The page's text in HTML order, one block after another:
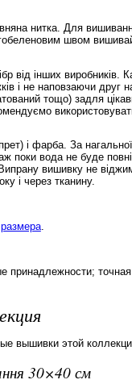
нитка. Для
швом
від інших виробників.
і не наповзаючи друг
тощо) задля
і фарба. За
поки вода не буде
вишивку не
і через тканину.
.
принадлежности;
вышивки этой
30×40 см